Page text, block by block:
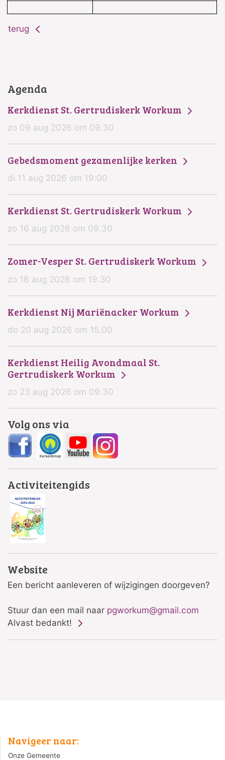
terug
Agenda
Kerkdienst St. Gertrudiskerk Workum
zo 09 aug 2026 om 09.30
Gebedsmoment gezamenlijke kerken
di 11 aug 2026 om 19:00
Kerkdienst St. Gertrudiskerk Workum
zo 16 aug 2026 om 09.30
Zomer-Vesper St. Gertrudiskerk Workum
zo 16 aug 2026 om 19.30
Kerkdienst Nij Mariënacker Workum
do 20 aug 2026 om 15.00
Kerkdienst Heilig Avondmaal St.
Gertrudiskerk Workum
zo 23 aug 2026 om 09.30
Volg ons via
Activiteitengids
Website
Een bericht aanleveren of wijzigingen doorgeven?
Stuur dan een mail naar pgworkum@gmail.com
Alvast bedankt!
Navigeer naar:
Onze Gemeente